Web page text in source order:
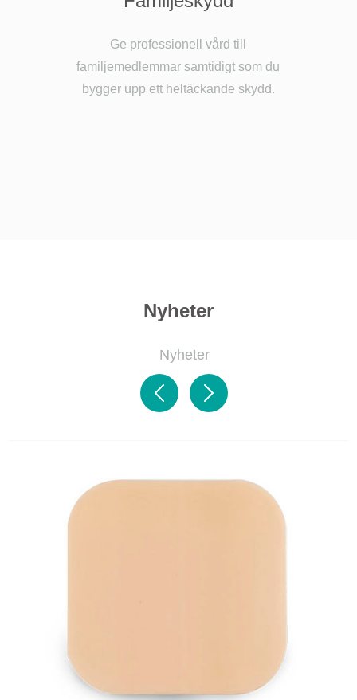
Ge professionell vård till
familjemedlemmar samtidigt som du
bygger upp ett heltäckande skydd.
Nyheter
Nyheter